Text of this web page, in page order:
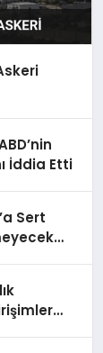
İddia Etti
Sert